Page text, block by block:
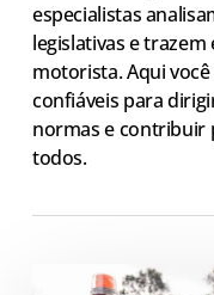
especialistas
legislativas e
motorista. Aqui
confiáveis para
normas e contribuir
todos.
Principais